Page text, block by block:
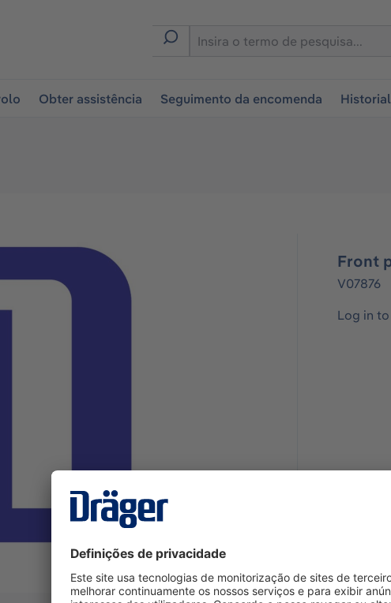
Obter assistência Seguimento da encomenda
Front
V07876
Log in